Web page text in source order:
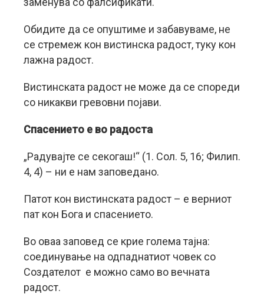
Обидите да се опуштиме и забавуваме, не
се стремеж кон вистинска радост, туку кон
лажна радост.
Вистинската радост не може да се спореди
со никакви гревовни појави.
Спасението е во радоста
„Радувајте се секогаш!“ (1. Сол. 5, 16; Филип.
4, 4) – ни е нам заповедано.
Патот кон вистинската радост – е верниот
пат кон Бога и спасението.
Во оваа заповед се крие голема тајна:
соединување на одпаднатиот човек со
Создателот е можно само во вечната
радост.